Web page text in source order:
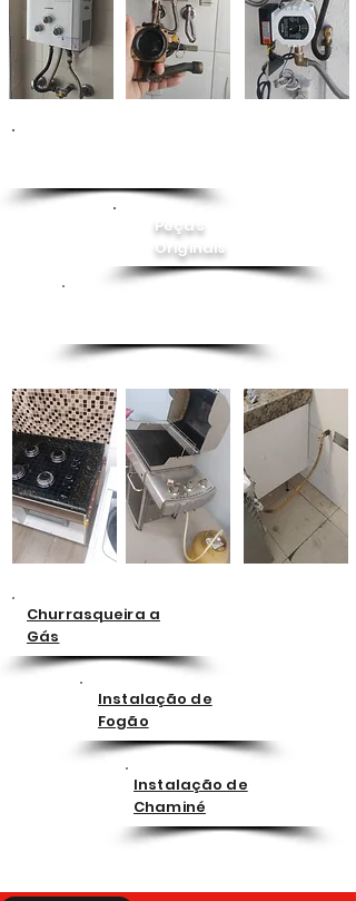
Peças
Originais
Churrasqueira a
Gás
Instalação de
Fogão
Instalação de
Chaminé